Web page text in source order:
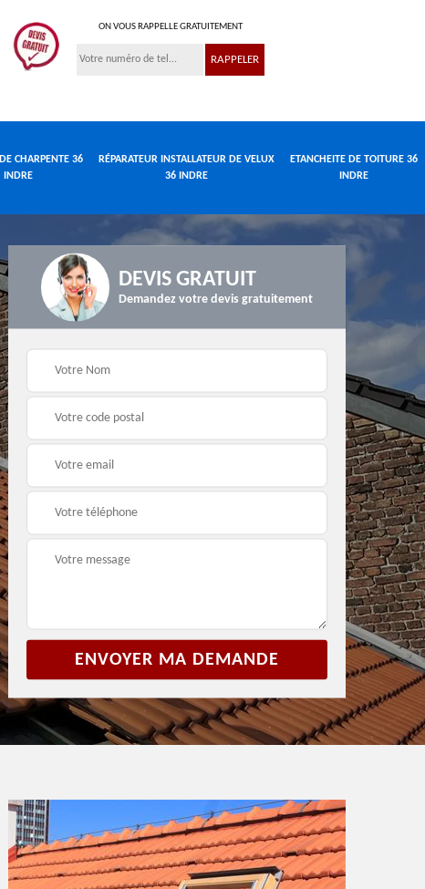
ON VOUS RAPPELLE GRATUITEMENT
CHARPENTE 36
INDRE
RÉPARATEUR INSTALLATEUR DE VELUX
36 INDRE
ETANCHEITE DE TOITURE 36
INDRE
Travaux de charpente
36 Indre
Réparateur
installateur de velux
DEVIS GRATUIT
Demandez votre devis gratuitement